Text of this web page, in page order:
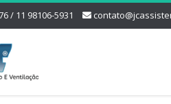
/ 11 98106-5931